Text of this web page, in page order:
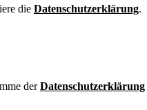
die Datenschutzerklärung.
derDatenschutzerklärung